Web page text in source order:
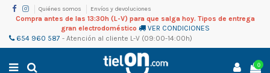
Quiénes somos Envíos y devoluciones
Compra antes de las 13:30h (L-V) para que salga hoy. Tipos de entrega
gran electrodoméstico
VER CONDICIONES
654 960 587 - Atención al cliente L-V (09:00-14:00h)
0